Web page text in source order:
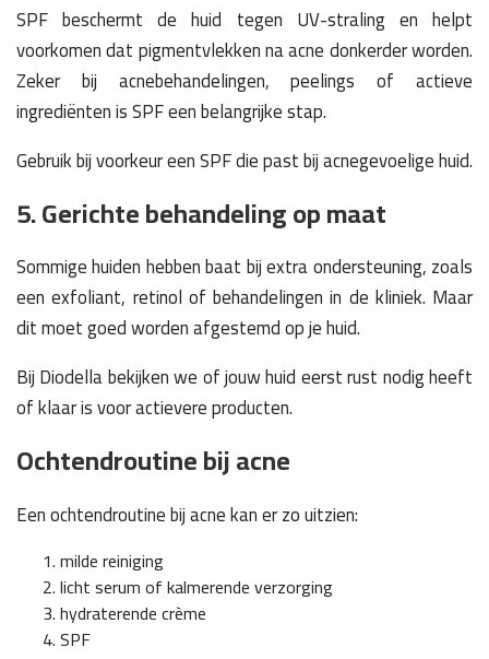
SPF beschermt de huid tegen UV-straling en helpt
voorkomen dat pigmentvlekken na acne donkerder worden.
Zeker bij acnebehandelingen, peelings of actieve
ingrediënten is SPF een belangrijke stap.
Gebruik bij voorkeur een SPF die past bij acnegevoelige huid.
5. Gerichte behandeling op maat
Sommige huiden hebben baat bij extra ondersteuning, zoals
een exfoliant, retinol of behandelingen in de kliniek. Maar
dit moet goed worden afgestemd op je huid.
Bij Diodella bekijken we of jouw huid eerst rust nodig heeft
of klaar is voor actievere producten.
Ochtendroutine bij acne
Een ochtendroutine bij acne kan er zo uitzien:
milde reiniging
licht serum of kalmerende verzorging
hydraterende crème
SPF